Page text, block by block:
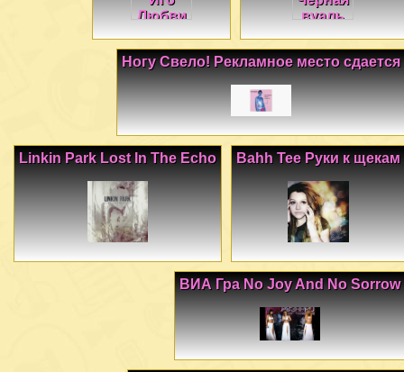
Ногу Свело! Рекламное место сдается
Bahh Tee Руки к щекам
Linkin Park Lost In The Echo
ВИА Гра No Joy And No Sorrow